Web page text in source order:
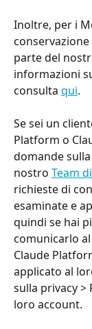
Inoltre, per i
parte del
informazioni
consulta qui.
Se sei un
Platform o
domande
nostro Team
richieste di
esaminate e
quindi se hai
comunicarlo
Claude
applicato al
sulla privacy >
loro account.